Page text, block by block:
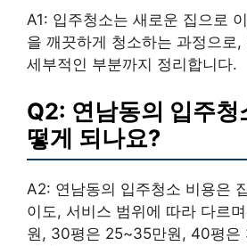
A1: 입주청소는 새로운 집으로
을 깨끗하게 청소하는 과정으로
세부적인 부분까지 정리합니다.
Q2: 연남동의 입주청
떻게 되나요?
A2: 연남동의 입주청소 비용은
이도, 서비스 범위에 따라 다르
원, 30평은 25~35만원, 40평은